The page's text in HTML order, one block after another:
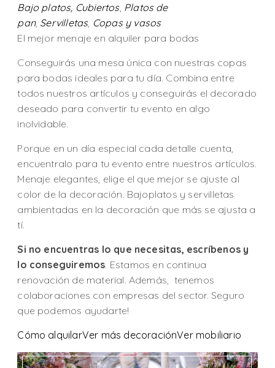
Bajo platos, Cubiertos, Platos de
pan, Servilletas, Copas y vasos
El mejor menaje en alquiler para bodas
Conseguirás una mesa única con nuestras copas
para bodas ideales para tu día. Combina entre
todos nuestros artículos y conseguirás el decorado
deseado para convertir tu evento en algo
inolvidable.
Porque en un día especial cada detalle cuenta,
encuentralo para tu evento entre nuestros artículos.
Menaje elegantes, elige el que mejor se ajuste al
color de la decoración. Bajoplatos y servilletas
ambientadas en la decoración que más se ajusta a
tí.
Si no encuentras lo que necesitas, escríbenos y
lo conseguiremos. Estamos en continua
renovación de material. Además, tenemos
colaboraciones con empresas del sector. Seguro
que podemos ayudarte!
Cómo alquilarVer más decoraciónVer mobiliario